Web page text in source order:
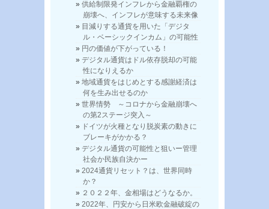
供給制限発インフレから金融覇権の
崩壊へ、インフレが意味する未来像
目減りする通貨を用いた「デジタ
ル・ベーシックインカム」の可能性
円の価値が下がっている！
デジタル通貨はドル依存脱却の可能
性になりえるか
地域通貨をはじめとする感謝経済は
何を生み出せるのか
世界情勢 ～コロナから金融崩壊へ
の第2ステージ突入～
ドイツが火種となり脱炭素の動きに
ブレーキがかかる？
デジタル通貨の可能性と狙いー管理
社会か民族自決かー
2024通貨リセット？は、世界同時
か？
２０２２年、金相場はどうなるか。
2022年、円安から日米欧金融破綻の